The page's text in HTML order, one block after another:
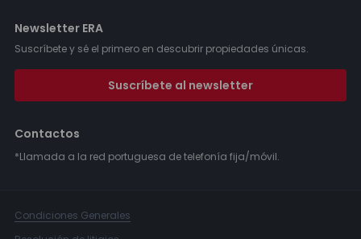
Newsletter ERA
Suscríbete y sé el primero en descubrir propiedades únicas.
Suscríbete al newsletter
Contactos
*Llamada a la red portuguesa de telefonía fija/móvil.
Condiciones Generales